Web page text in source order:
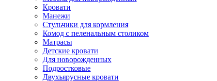
Кровати
Манежи
Стульчики для кормления
Комод с пеленальным столиком
Матрасы
Детские кровати
Для новорожденных
Подростковые
Двухъярусные кровати